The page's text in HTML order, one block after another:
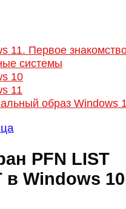
11. Первое
системы
10
11
образ Windows
PFN LIST
в Windows